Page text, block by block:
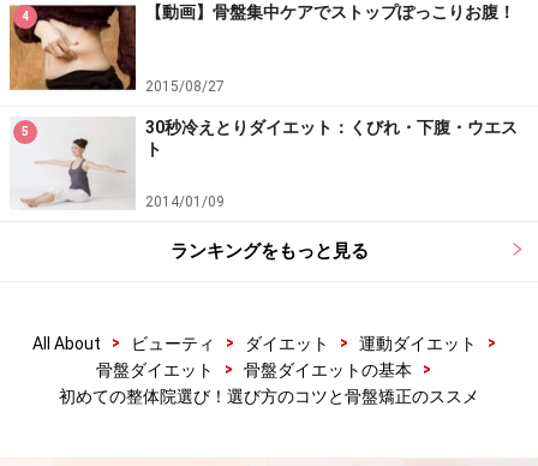
するほうが、体型の変化なども指摘してもらえますし、
自分では気付かない体の不調を見つけてくれることもあ
ります。
どの位の頻度で通えばいいの？
整体師と相談しながら通う頻度を調整しましょう
産後の骨盤矯正や、短期間で下半身太りを解消したい方
は1週間に1度がおすすめ。骨盤矯正や体のゆがみの場
合、通い始めの頃は2～3週間に1度のペースがいいでし
4 【動画】骨盤集中ケアでストップぽっこりお腹！
2015/08/27
5
30秒冷えとりダイエット：くびれ・下腹・ウエス
ト
2014/01/09
ランキングをもっと見る
All About > ビューティ > ダイエット > 運動ダイエット
>
骨盤ダイエット
> 骨盤ダイエットの基本
>
初めての整体院選び！選び方のコツと骨盤矯正のススメ